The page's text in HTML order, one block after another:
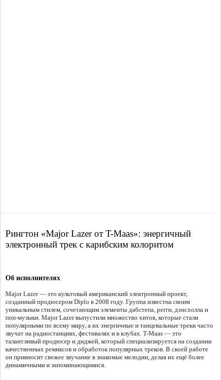
Рингтон «Major Lazer от T-Maas»: энергичный
электронный трек с карибским колоритом
Об исполнителях
Major Lazer — это культовый американский электронный проект,
созданный продюсером Diplo в 2008 году. Группа известна своим
уникальным стилем, сочетающим элементы дабстепа, регги, дэнсхолла и
поп-музыки. Major Lazer выпустили множество хитов, которые стали
популярными по всему миру, а их энергичные и танцевальные треки часто
звучат на радиостанциях, фестивалях и в клубах. T-Maas — это
талантливый продюсер и диджей, который специализируется на создании
качественных ремиксов и обработок популярных треков. В своей работе
он привносит свежее звучание в знакомые мелодии, делая их ещё более
динамичными и запоминающимися.